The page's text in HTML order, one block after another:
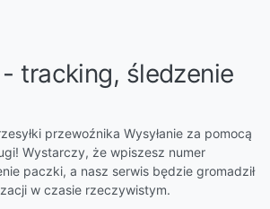
- tracking, śledzenie
przewoźnika Wysyłanie za pomocą
Wystarczy, że wpiszesz numer
paczki, a nasz serwis będzie gromadził
w czasie rzeczywistym.